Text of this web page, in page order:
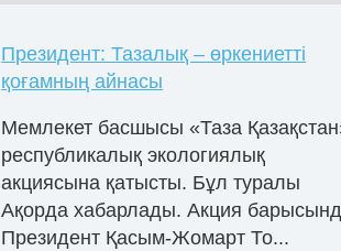
Президент: Тазалық – өркениетті
қоғамның айнасы
Мемлекет басшысы «Таза
республикалық экологиялық
акциясына қатысты. Бұл туралы
Ақорда хабарлады. Акция
Президент Қасым-Жомарт То...